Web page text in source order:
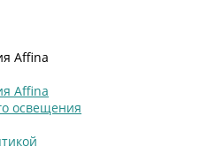
Affina
Affina
освещения